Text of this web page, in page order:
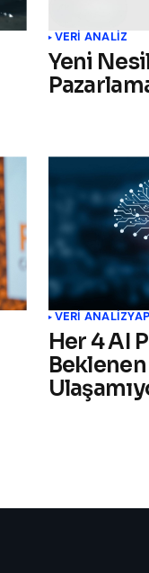
VERI ANALIZ
Yeni
VERI ANALIZ
Her 4 AI